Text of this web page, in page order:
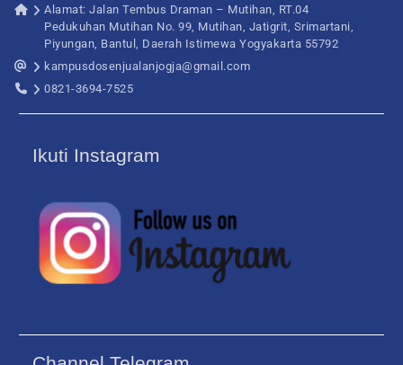
Alamat: Jalan Tembus Draman – Mutihan, RT.04
Pedukuhan Mutihan No. 99, Mutihan, Jatigrit, Srimartani,
Piyungan, Bantul, Daerah Istimewa Yogyakarta 55792
kampusdosenjualanjogja@gmail.com
0821-3694-7525
Ikuti Instagram